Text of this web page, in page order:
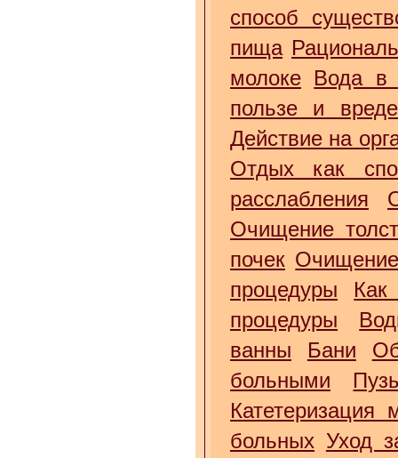
способ
пища
молоке Вода в
пользе и
Действие на
Отдых как
расслабления
Очищение
почек
процедуры
процедуры
ванны
Бани
больными
Катетеризация
больных Уход